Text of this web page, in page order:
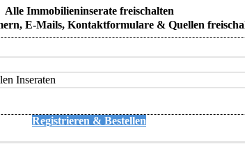
Alle Immobilieninserate freischalten
E-Mails, Kontaktformulare & Quellen
Inseraten
Registrieren & Bestellen